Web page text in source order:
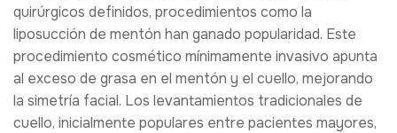
quirúrgicos definidos, procedimientos como la
liposucción de mentón han ganado popularidad. Este
procedimiento cosmético mínimamente invasivo apunta
al exceso de grasa en el mentón y el cuello, mejorando
la simetría facial. Los levantamientos tradicionales de
cuello, inicialmente populares entre pacientes mayores,